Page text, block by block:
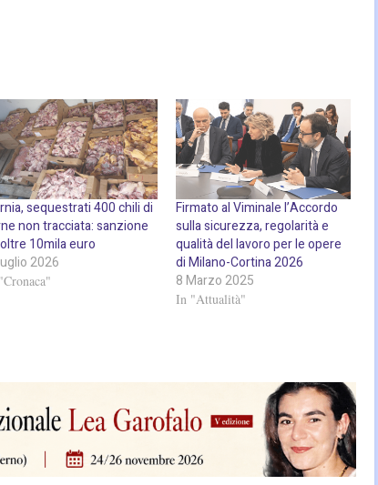
sequestrati 400 chili di
non tracciata: sanzione
10mila euro
2026
Firmato al Viminale l’Accordo
sulla sicurezza, regolarità e
qualità del lavoro per le opere
di Milano-Cortina 2026
8 Marzo 2025
In "Attualità"